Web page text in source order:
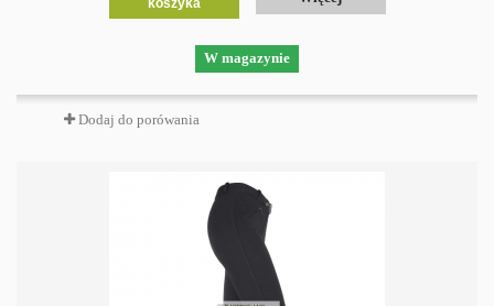
koszyka
W magazynie
Dodaj do porówania